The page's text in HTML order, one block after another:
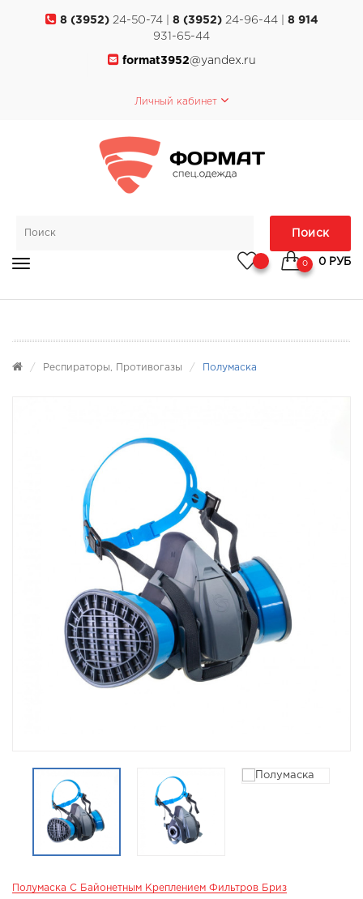
8 (3952)24-50-74 | 8 (3952)24-96-44 | 8 914
931-65-44
format3952@yandex.ru
Личный кабинет
Поиск
0 0 РУБ
Респираторы, Противогазы Полумаска
Полумаска С Байонетным Креплением Фильтров Бриз